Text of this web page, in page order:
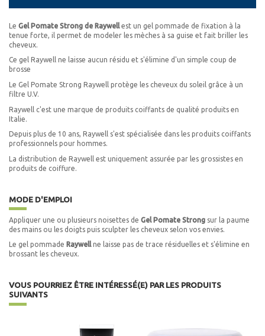
Le Gel Pomate Strong de Raywellest un gel pommade de fixation à la
tenue forte, il permet de modeler les mèches à sa guise et fait briller les
cheveux.
Ce gel Raywell ne laisse aucun résidu et s'élimine d'un simple coup de
brosse
Le Gel Pomate Strong Raywell protège les cheveux du soleil grâce à un
filtre U.V.
Raywell c'est une marque de produits coiffants de qualité produits en
Italie.
Depuis plus de 10 ans, Raywell s'est spécialisée dans les produits coiffants
professionnels pour hommes.
La distribution de Raywell est uniquement assurée par les grossistes en
produits de coiffure.
MODE D'EMPLOI
Appliquer une ou plusieurs noisettes de Gel Pomate Strong sur la paume
des mains ou les doigts puis sculpter les cheveux selon vos envies.
Le gel pommade Raywellne laisse pas de trace résiduelles et s'élimine en
brossant les cheveux.
VOUS POURRIEZ ÊTRE INTÉRESSÉ(E) PAR LES PRODUITS
SUIVANTS